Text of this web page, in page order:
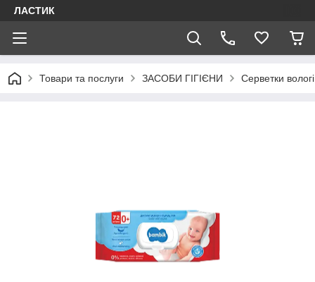
ЛАСТИК
Товари та послуги ЗАСОБИ ГІГІЄНИ Серветки